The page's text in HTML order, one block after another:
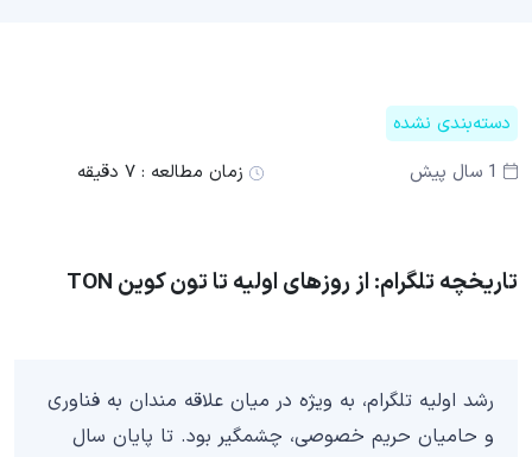
دسته‌بندی نشده
1 سال پیش
زمان مطالعه : ۷ دقیقه
تاریخچه تلگرام: از روزهای اولیه تا تون کوین TON
رشد اولیه تلگرام، به ویژه در میان علاقه مندان به فناوری
و حامیان حریم خصوصی، چشمگیر بود. تا پایان سال